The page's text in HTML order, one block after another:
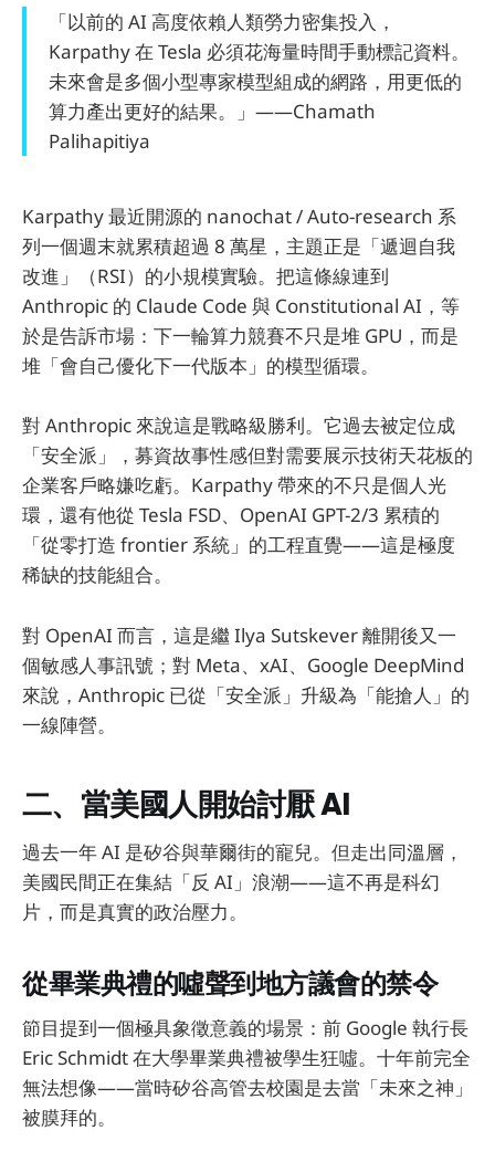
「以前的 AI 高度依賴人類勞力密集投入，
Karpathy 在 Tesla 必須花海量時間手動標記資料。
未來會是多個小型專家模型組成的網路，用更低的
算力產出更好的結果。」——Chamath
Palihapitiya
Karpathy 最近開源的 nanochat / Auto-research 系
列一個週末就累積超過 8 萬星，主題正是「遞迴自我
改進」（RSI）的小規模實驗。把這條線連到
Anthropic 的 Claude Code 與 Constitutional AI，等
於是告訴市場：下一輪算力競賽不只是堆 GPU，而是
堆「會自己優化下一代版本」的模型循環。
對 Anthropic 來說這是戰略級勝利。它過去被定位成
「安全派」，募資故事性感但對需要展示技術天花板的
企業客戶略嫌吃虧。Karpathy 帶來的不只是個人光
環，還有他從 Tesla FSD、OpenAI GPT-2/3 累積的
「從零打造 frontier 系統」的工程直覺——這是極度
稀缺的技能組合。
對 OpenAI 而言，這是繼 Ilya Sutskever 離開後又一
個敏感人事訊號；對 Meta、xAI、Google DeepMind
來說，Anthropic 已從「安全派」升級為「能搶人」的
一線陣營。
二、當美國人開始討厭 AI
過去一年 AI 是矽谷與華爾街的寵兒。但走出同溫層，
美國民間正在集結「反 AI」浪潮——這不再是科幻
片，而是真實的政治壓力。
從畢業典禮的噓聲到地方議會的禁令
節目提到一個極具象徵意義的場景：前 Google 執行長
Eric Schmidt 在大學畢業典禮被學生狂噓。十年前完全
無法想像——當時矽谷高管去校園是去當「未來之神」
被膜拜的。